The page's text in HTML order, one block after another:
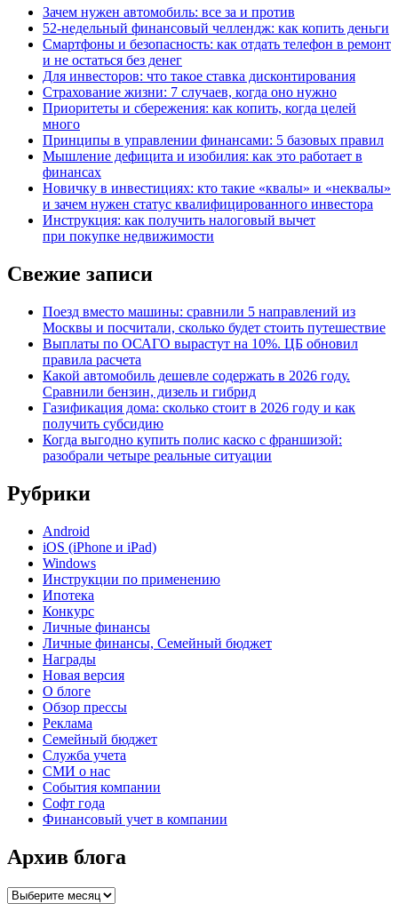
Зачем нужен автомобиль: все за и против
52-недельный финансовый челлендж: как копить деньги
Смартфоны и безопасность: как отдать телефон в ремонт
и не остаться без денег
Для инвесторов: что такое ставка дисконтирования
Страхование жизни: 7 случаев, когда оно нужно
Приоритеты и сбережения: как копить, когда целей
много
Принципы в управлении финансами: 5 базовых правил
Мышление дефицита и изобилия: как это работает в
финансах
Новичку в инвестициях: кто такие «квалы» и «неквалы»
и зачем нужен статус квалифицированного инвестора
Инструкция: как получить налоговый вычет
при покупке недвижимости
Свежие записи
Поезд вместо машины: сравнили 5 направлений из
Москвы и посчитали, сколько будет стоить путешествие
Выплаты по ОСАГО вырастут на 10%. ЦБ обновил
правила расчета
Какой автомобиль дешевле содержать в 2026 году.
Сравнили бензин, дизель и гибрид
Газификация дома: сколько стоит в 2026 году и как
получить субсидию
Когда выгодно купить полис каско с франшизой:
разобрали четыре реальные ситуации
Рубрики
Android
iOS (iPhone и iPad)
Windows
Инструкции по применению
Ипотека
Конкурс
Личные финансы
Личные финансы, Семейный бюджет
Награды
Новая версия
О блоге
Обзор прессы
Реклама
Семейный бюджет
Служба учета
СМИ о нас
События компании
Софт года
Финансовый учет в компании
Архив блога
Архив